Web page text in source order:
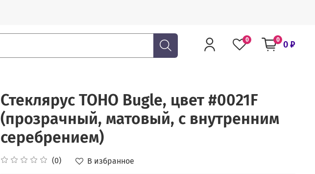
0 0 0 ₽
Стеклярус TOHO Bugle, цвет #0021F
(прозрачный, матовый, с внутренним
серебрением)
(0) В избранное